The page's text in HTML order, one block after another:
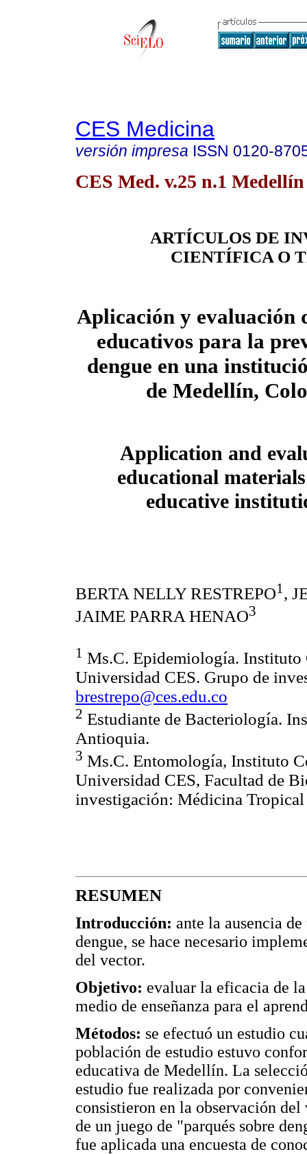
CES Medicina
versión impresa ISSN 0120-
CES Med. v.25 n.1
ARTÍCULOS DE
CIENTÍFICA O
Aplicación y evaluación
educativos para la
dengue en una
de Medellín,
Application and
educational
educative
BERTA NELLY RESTREPO1 ,
JAIME PARRA HENAO3
1 Ms.C. Epidemiología.
Universidad CES. Grupo de
brestrepo@ces.edu.co
2 Estudiante de Bacteriología.
Antioquia.
3 Ms.C. Entomología, Instituto
Universidad CES, Facultad de
investigación: Médicina
RESUMEN
Introducción: ante la ausencia
dengue, se hace necesario
del vector.
Objetivo: evaluar la eficacia de
medio de enseñanza para el
Métodos: se efectuó un estudio
población de estudio estuvo
educativa de Medellín. La
estudio fue realizada por
consistieron en la observación
de un juego de "parqués sobre
fue aplicada una encuesta de